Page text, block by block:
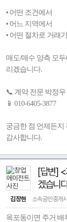
• 어떤 조건에서
• 어느 지역에서
• 어떤 절차로 거래
매도/매수 양측 모
리겠습니다.
📞 계약 전문 박정
📱 010-6405-3877
궁금한 점 언제든지
감사합니다.
[답변] <
겠습니
김장현 소속공인중개
옥포동이면 주거 배